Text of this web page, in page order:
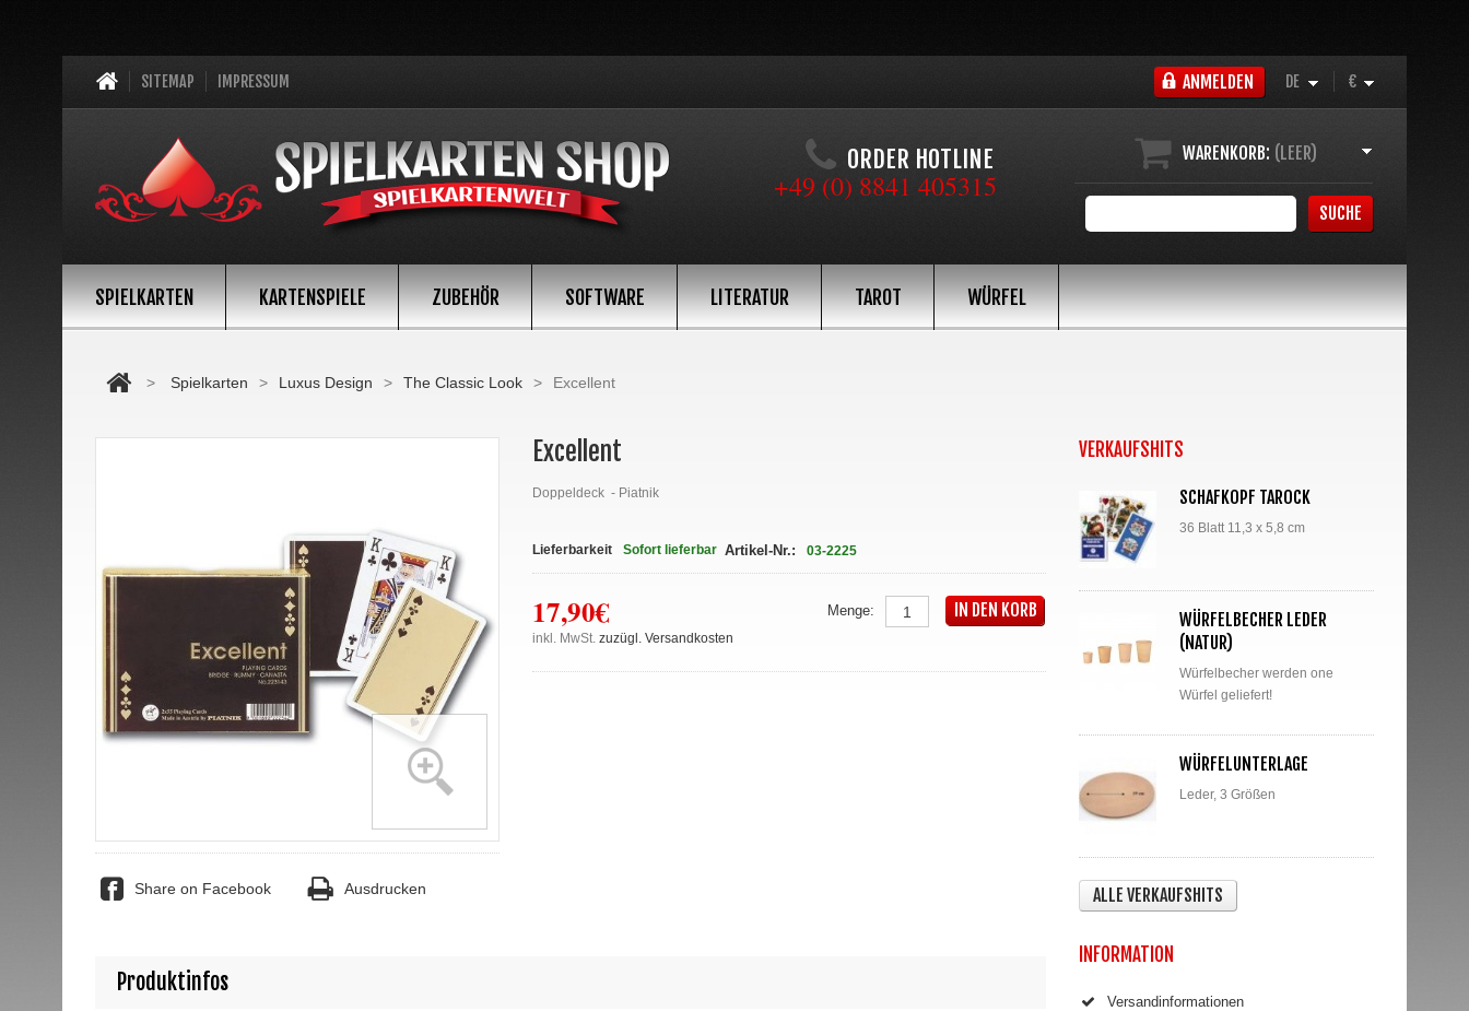
DE €
SITEMAP IMPRESSUM
SUCHE
ANMELDEN
WARENKORB: (LEER)
SPIELKARTEN KARTENSPIELE ZUBEHÖR SOFTWARE LITERATUR TAROT WÜRFEL
ORDER HOTLINE
+49 (0) 8841 405315
> Spielkarten > Luxus Design > The Classic Look > Excellent
Share on Facebook Ausdrucken
Excellent
Doppeldeck - Piatnik
Lieferbarkeit Sofort lieferbar Artikel-Nr.: 03-2225
17,90€
inkl. MwSt. zuzügl. Versandkosten
IN DEN KORB
Menge:
Produktinfos
VERKAUFSHITS
SCHAFKOPF TAROCK
36 Blatt 11,3 x 5,8 cm
WÜRFELBECHER LEDER
(NATUR)
Würfelbecher werden one
Würfel geliefert!
WÜRFELUNTERLAGE
Leder, 3 Größen
ALLE VERKAUFSHITS
INFORMATION
Versandinformationen